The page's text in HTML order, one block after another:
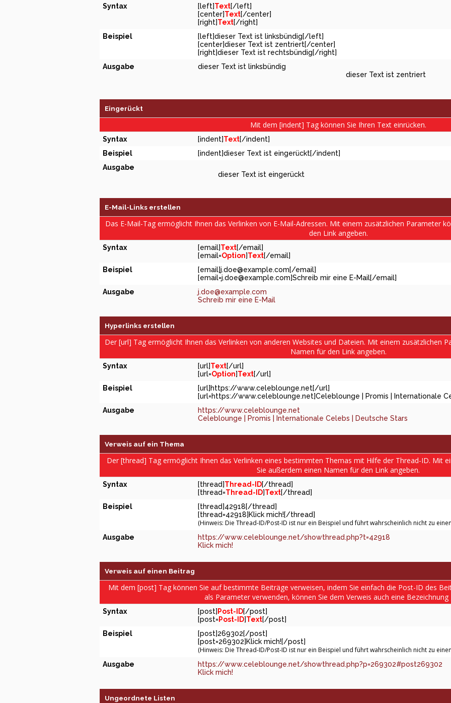
Syntax [left]Text[/left]
[center]Text[/center]
[right]Text[/right]
Beispiel
[left]dieser Text ist linksbündig[/left]
[center]dieser Text ist zentriert[/center]
[right]dieser Text ist rechtsbündig[/right]
Ausgabe
dieser Text ist linksbündig
dieser Text ist zentriert
Eingerückt
Mit dem [indent] Tag können Sie Ihren Text einrücken.
Syntax [indent]Text[/indent]
Beispiel
[indent]dieser Text ist eingerückt[/indent]
Ausgabe
dieser Text ist eingerückt
E-Mail-Links erstellen
Das E-Mail-Tag ermöglicht Ihnen das Verlinken von E-Mail-Adressen. Mit einem zusätzlichen Parameter
den Link angeben.
Syntax [email]Text[/email]
[email=Option]Text[/email]
Beispiel
[email]j.doe@example.com[/email]
[email=j.doe@example.com]Schreib mir eine E-Mail[/email]
Ausgabe
j.doe@example.com
Schreib mir eine E-Mail
Hyperlinks erstellen
Der [url] Tag ermöglicht Ihnen das Verlinken von anderen Websites und Dateien. Mit einem zusätzlichen
Namen für den Link angeben.
Syntax [url]Text[/url]
[url=Option]Text[/url]
Beispiel
[url]https://www.celeblounge.net[/url]
[url=https://www.celeblounge.net]Celeblounge | Promis | Internationale
Ausgabe
https://www.celeblounge.net
Celeblounge | Promis | Internationale Celebs | Deutsche Stars
Verweis auf ein Thema
Der [thread] Tag ermöglicht Ihnen das Verlinken eines bestimmten Themas mit Hilfe der Thread-ID. Mit
Sie außerdem einen Namen für den Link angeben.
Syntax [thread]Thread-ID[/thread]
[thread=Thread-ID]Text[/thread]
Beispiel
[thread]42918[/thread]
[thread=42918]Klick mich![/thread]
(Hinweis: Die Thread-ID/Post-ID ist nur ein Beispiel und führt wahrscheinlich nicht zu
Ausgabe
https://www.celeblounge.net/showthread.php?t=42918
Klick mich!
Verweis auf einen Beitrag
Mit dem [post] Tag können Sie auf bestimmte Beiträge verweisen, indem Sie einfach die Post-ID des
als Parameter verwenden, können Sie dem Verweis auch eine Bezeichnung
Syntax [post] Post-ID[/post]
[post=Post-ID]Text[/post]
Beispiel
[post]269302[/post]
[post=269302]Klick mich![/post]
(Hinweis: Die Thread-ID/Post-ID ist nur ein Beispiel und führt wahrscheinlich nicht zu
Ausgabe
https://www.celeblounge.net/showthread.php?p=269302#post269302
Klick mich!
Ungeordnete Listen